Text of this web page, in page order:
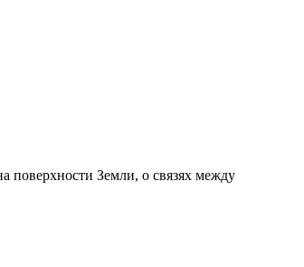
поверхности Земли, о связях между